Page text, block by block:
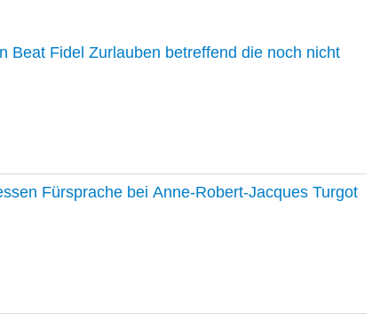
Beat Fidel Zurlauben betreffend die noch nicht
Fürsprache bei Anne-Robert-Jacques Turgot